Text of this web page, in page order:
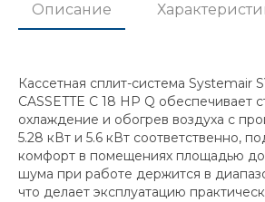
Описание
Кассетная сплит-система Systemair
CASSETTE C 18 HP Q обеспечивает
охлаждение и обогрев воздуха с
5.28 кВт и 5.6 кВт соответственно,
комфорт в помещениях площадью до
шума при работе держится в
что делает эксплуатацию